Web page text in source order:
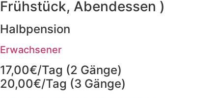
Frühstück, Abendessen )
Halbpension
Erwachsener
17,00€/Tag (2 Gänge)
20,00€/Tag (3 Gänge)